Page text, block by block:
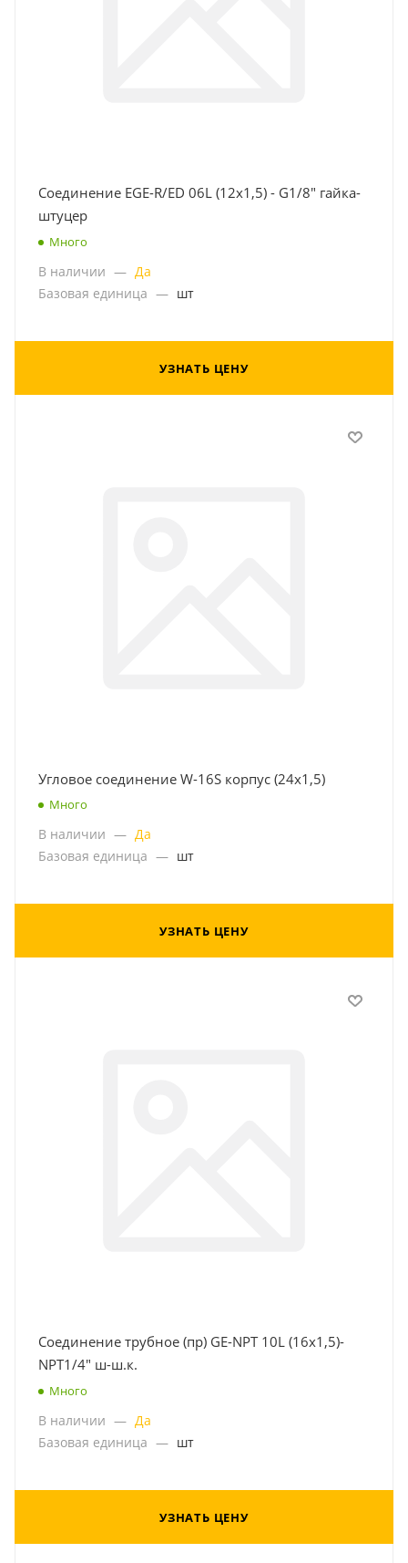
Соединение EGE-R/ED 06L (12x1,5) - G1/8" гайка-
штуцер
Много
В наличии — Да
Базовая единица — шт
УЗНАТЬ ЦЕНУ
Угловое соединение W-16S корпус (24x1,5)
Много
В наличии — Да
Базовая единица — шт
УЗНАТЬ ЦЕНУ
Соединение трубное (пр) GE-NPT 10L (16x1,5)-
NPT1/4" ш-ш.к.
Много
В наличии — Да
Базовая единица — шт
УЗНАТЬ ЦЕНУ